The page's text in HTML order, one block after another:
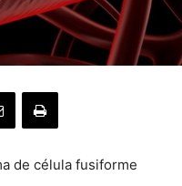
de célula fusiforme